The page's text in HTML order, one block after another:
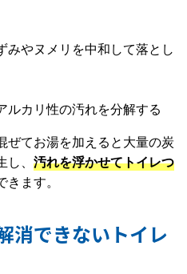
みやヌメリを中和して落とし
ルカリ性の汚れを分解する
ぜてお湯を加えると大量の炭
、 汚れを浮かせてトイレつ
ます。
消できないトイレ